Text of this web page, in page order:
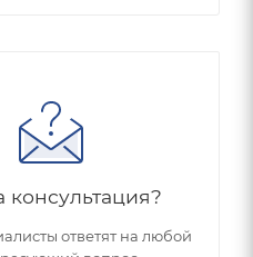
консультация?
ответят на любой